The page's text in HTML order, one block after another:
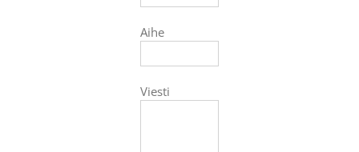
Aihe
Viesti